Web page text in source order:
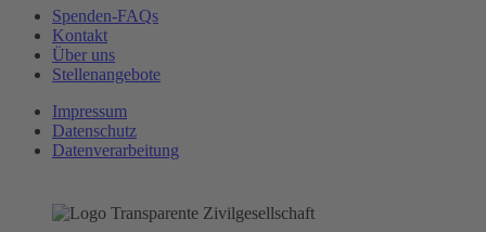
Spenden-FAQs
Kontakt
Über uns
Stellenangebote
Impressum
Datenschutz
Datenverarbeitung